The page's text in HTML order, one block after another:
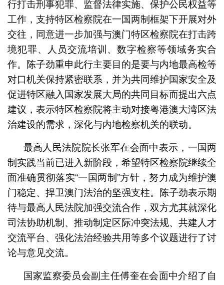
行打击刑事犯罪、监督法律实施、保护公民权益等
工作，支持特区检察院在一国两制框架下开展对外
交往，同意进一步加强与澳门特区检察院在打击跨
境犯罪、人员交流培训、数字检察等领域务实合
作。陈子劲重申此行主要目的是要与内地最高检等
对口机关保持紧密联系，并为共同维护国家安全及
促进特区融入国家发展大局的共同目标而提出六点
建议，表示特区检察院将主动对接粤港澳大湾区法
治建设的需求，深化与内地检察机关的联动。
最高人民法院院长张军在会面中表示，一国两
制实践当前已进入新阶段，希望特区检察院继续全
面准确贯彻落实“一国两制”方针，努力成为维护澳
门稳定、捍卫澳门法治的坚强支柱。陈子劲表示期
待与最高人民法院加强交流合作，双方尤其就深化
司法协助机制、推动制定区际冲突法规、共建人才
交流平台、强化法治经验共用等多个议题进行了讨
论与意见交流。
国家监察委员会副主任傅奎在会面中介绍了自